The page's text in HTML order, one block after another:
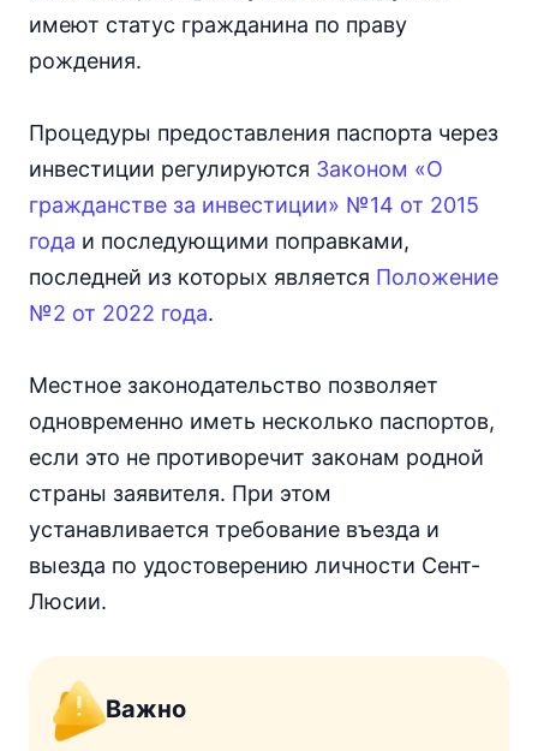
имеют статус гражданина по праву
рождения.
Процедуры предоставления паспорта через
инвестиции регулируются Законом «О
гражданстве за инвестиции» №14 от 2015
года и последующими поправками,
последней из которых является Положение
№2 от 2022 года.
Местное законодательство позволяет
одновременно иметь несколько паспортов,
если это не противоречит законам родной
страны заявителя. При этом
устанавливается требование въезда и
выезда по удостоверению личности Сент-
Люсии.
Важно